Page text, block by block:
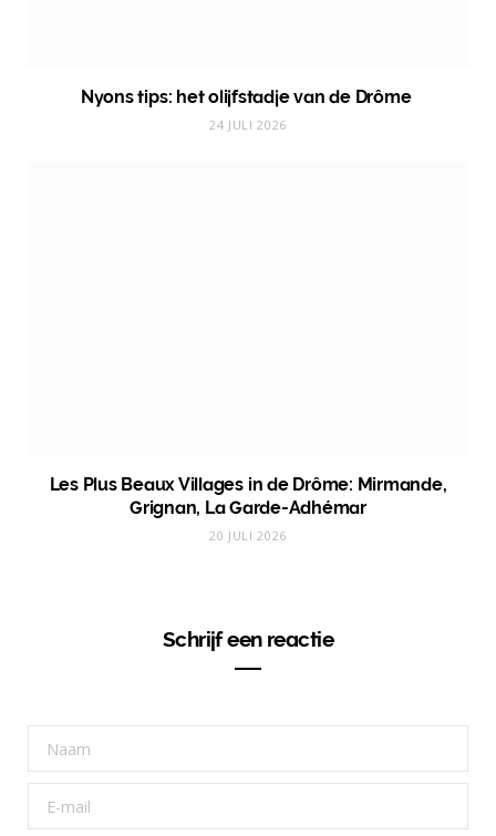
Nyons tips: het olijfstadje van de Drôme
24 JULI 2026
Les Plus Beaux Villages in de Drôme: Mirmande,
Grignan, La Garde-Adhémar
20 JULI 2026
Schrijf een reactie